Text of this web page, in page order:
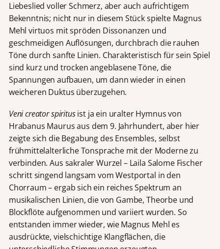
Liebeslied voller Schmerz, aber auch aufrichtigem
Bekenntnis; nicht nur in diesem Stück spielte Magnus
Mehl virtuos mit spröden Dissonanzen und
geschmeidigen Auflösungen, durchbrach die rauhen
Töne durch sanfte Linien. Charakteristisch für sein Spiel
sind kurz und trocken angeblasene Töne, die
Spannungen aufbauen, um dann wieder in einen
weicheren Duktus überzugehen.
Veni creator spiritusist ja ein uralter Hymnus von
Hrabanus Maurus aus dem 9. Jahrhundert, aber hier
zeigte sich die Begabung des Ensembles, selbst
frühmittelalterliche Tonsprache mit der Moderne zu
verbinden. Aus sakraler Wurzel – Laila Salome Fischer
schritt singend langsam vom Westportal in den
Chorraum – ergab sich ein reiches Spektrum an
musikalischen Linien, die von Gambe, Theorbe und
Blockflöte aufgenommen und variiert wurden. So
entstanden immer wieder, wie Magnus Mehl es
ausdrückte, vielschichtige Klangflächen, die